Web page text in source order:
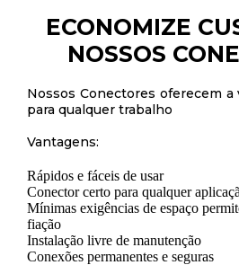
ECONOMIZE
NOSSOS
Nossos Conectores oferecem
para qualquer trabalho
Vantagens:
Rápidos e fáceis de usar
Conector certo para qualquer
Mínimas exigências de espaço
fiação
Instalação livre de manutenção
Conexões permanentes e seguras